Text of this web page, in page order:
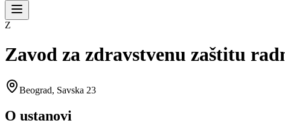
Z
Zavod za zdravstvenu zaštitu
Beograd, Savska 23
O ustanovi